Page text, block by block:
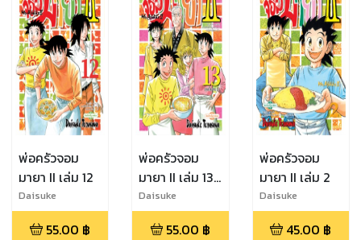
พ่อครัวจอม
มายา II เล่ม 12
Daisuke
Terasawa
55.00 ฿
พ่อครัวจอม
มายา II เล่ม 13
(จบ)
Daisuke
Terasawa
55.00 ฿
พ่อครัวจอม
มายา II เล่ม 2
Daisuke
Terasawa
45.00 ฿